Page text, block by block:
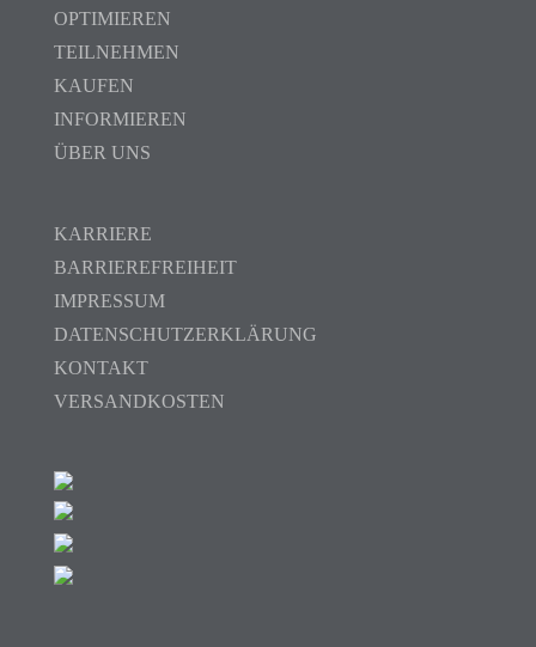
OPTIMIEREN
TEILNEHMEN
KAUFEN
INFORMIEREN
ÜBER UNS
KARRIERE
BARRIEREFREIHEIT
IMPRESSUM
DATENSCHUTZERKLÄRUNG
KONTAKT
VERSANDKOSTEN